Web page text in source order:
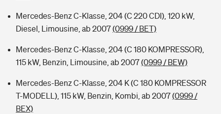
Mercedes-Benz C-Klasse, 204 (C 220 CDI), 120 kW,
Diesel, Limousine, ab 2007(0999 / BET)
Mercedes-Benz C-Klasse, 204 (C 180 KOMPRESSOR),
115 kW, Benzin, Limousine, ab 2007(0999 / BEW)
Mercedes-Benz C-Klasse, 204 K (C 180 KOMPRESSOR
T-MODELL), 115 kW, Benzin, Kombi, ab 2007(0999 /
BEX)